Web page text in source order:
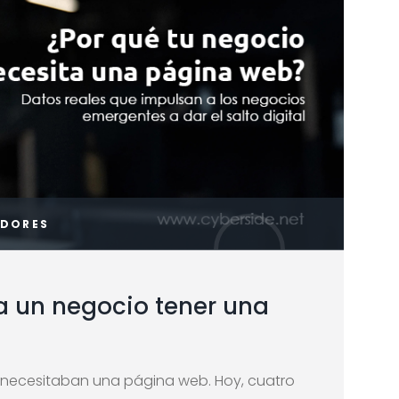
un negocio tener una
una página web. Hoy, cuatro